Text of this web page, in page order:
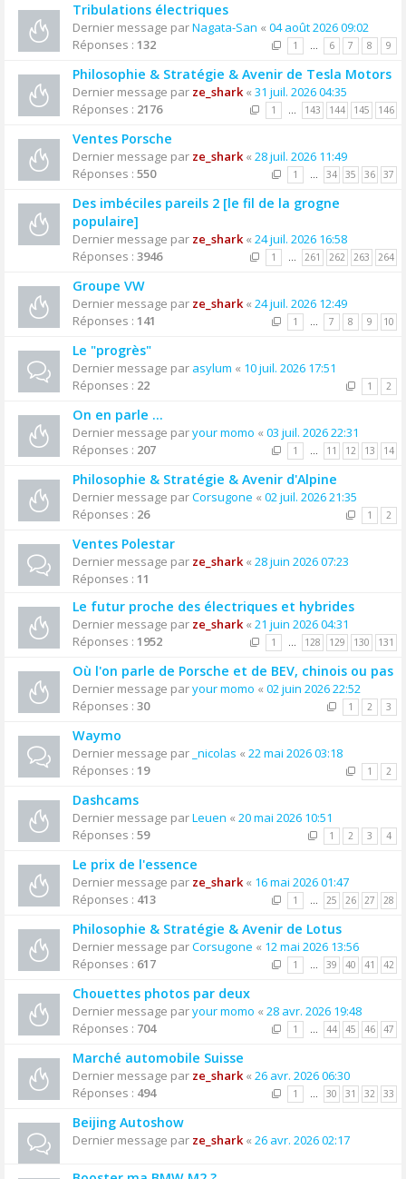
Tribulations électriques
Dernier message parNagata-San « 04 août 2026 09:02
Réponses : 132 1 … 6 7 8 9
Philosophie & Stratégie & Avenir de Tesla Motors
Dernier message par ze_shark« 31 juil. 2026 04:35
Réponses : 2176 1 … 143 144 145 146
Ventes Porsche
Dernier message par ze_shark« 28 juil. 2026 11:49
Réponses : 550 1 … 34 35 36 37
Des imbéciles pareils 2 [le fil de la grogne
populaire]
Dernier message par ze_shark« 24 juil. 2026 16:58
Réponses : 3946 1 … 261 262 263 264
Groupe VW
Dernier message par ze_shark« 24 juil. 2026 12:49
Réponses : 141 1 … 7 8 9 10
Le "progrès"
Dernier message par asylum « 10 juil. 2026 17:51
Réponses : 22 1 2
On en parle ...
Dernier message paryour momo « 03 juil. 2026 22:31
Réponses : 207 1 … 11 12 13 14
Philosophie & Stratégie & Avenir d'Alpine
Dernier message parCorsugone « 02 juil. 2026 21:35
Réponses : 26 1 2
Ventes Polestar
Dernier message par ze_shark« 28 juin 2026 07:23
Réponses : 11
Le futur proche des électriques et hybrides
Dernier message par ze_shark« 21 juin 2026 04:31
Réponses : 1952 1 … 128 129 130 131
Où l'on parle de Porsche et de BEV, chinois ou pas
Dernier message paryour momo « 02 juin 2026 22:52
Réponses : 30 1 2 3
Waymo
Dernier message par _nicolas « 22 mai 2026 03:18
Réponses : 19 1 2
Dashcams
Dernier message parLeuen « 20 mai 2026 10:51
Réponses : 59 1 2 3 4
Le prix de l'essence
Dernier message par ze_shark« 16 mai 2026 01:47
Réponses : 413 1 … 25 26 27 28
Philosophie & Stratégie & Avenir de Lotus
Dernier message parCorsugone « 12 mai 2026 13:56
Réponses : 617 1 … 39 40 41 42
Chouettes photos par deux
Dernier message paryour momo « 28 avr. 2026 19:48
Réponses : 704 1 … 44 45 46 47
Marché automobile Suisse
Dernier message par ze_shark« 26 avr. 2026 06:30
Réponses : 494 1 … 30 31 32 33
Beijing Autoshow
Dernier message par ze_shark« 26 avr. 2026 02:17